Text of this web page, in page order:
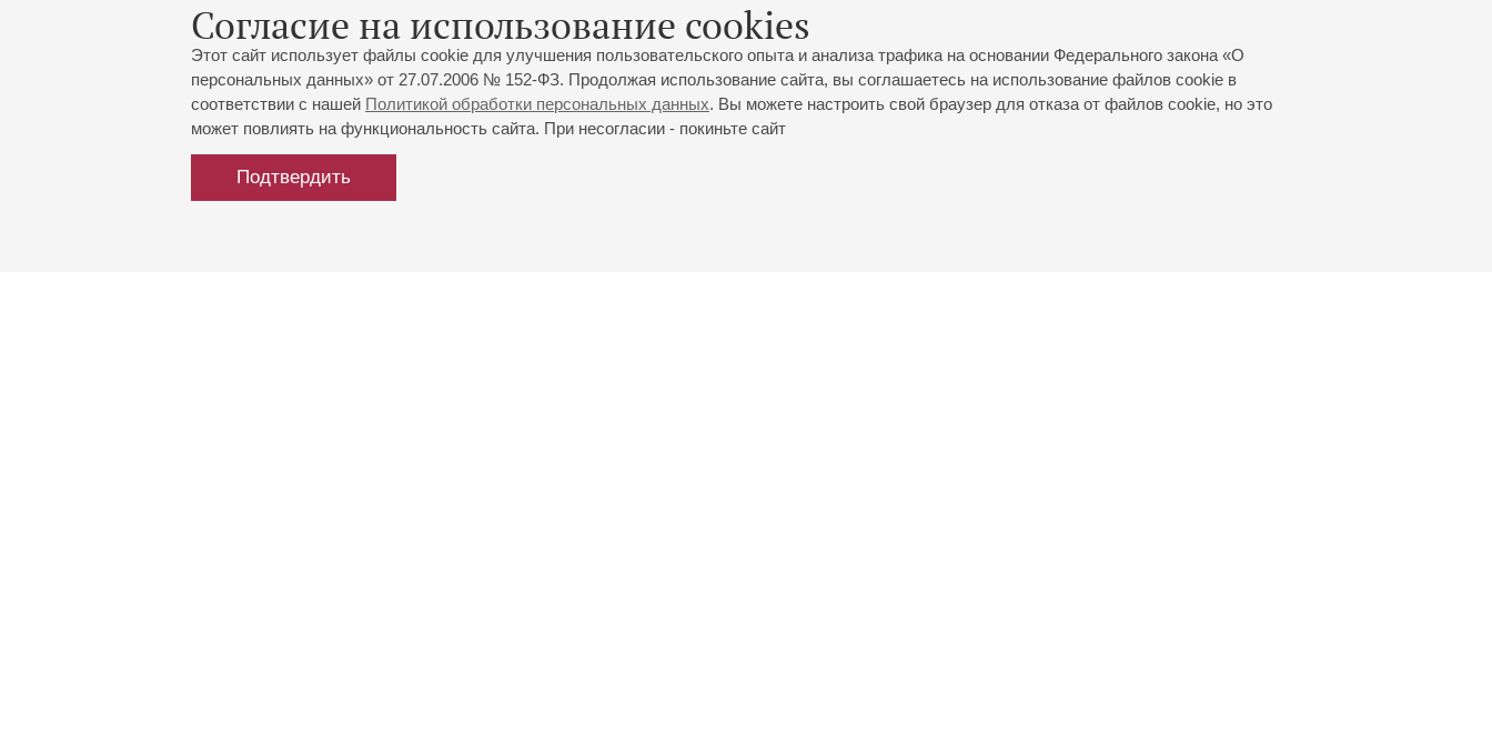
Согласие на использование cookies
Этот сайт использует файлы cookie для улучшения пользовательского опыта и анализа трафика на основании Федерального закона «О
персональных данных» от 27.07.2006 № 152-ФЗ. Продолжая использование сайта, вы соглашаетесь на использование файлов cookie в
соответствии с нашей Политикой обработки персональных данных. Вы можете настроить свой браузер для отказа от файлов cookie, но это
может повлиять на функциональность сайта. При несогласии - покиньте сайт
Подтвердить